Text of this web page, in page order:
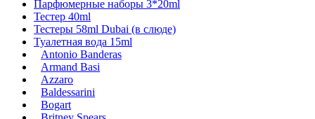
Парфюмерные наборы 3*20ml
Тестер 40ml
Тестеры 58ml Dubai (в слюде)
Туалетная вода 15ml
Antonio Banderas
Armand Basi
Azzaro
Baldessarini
Bogart